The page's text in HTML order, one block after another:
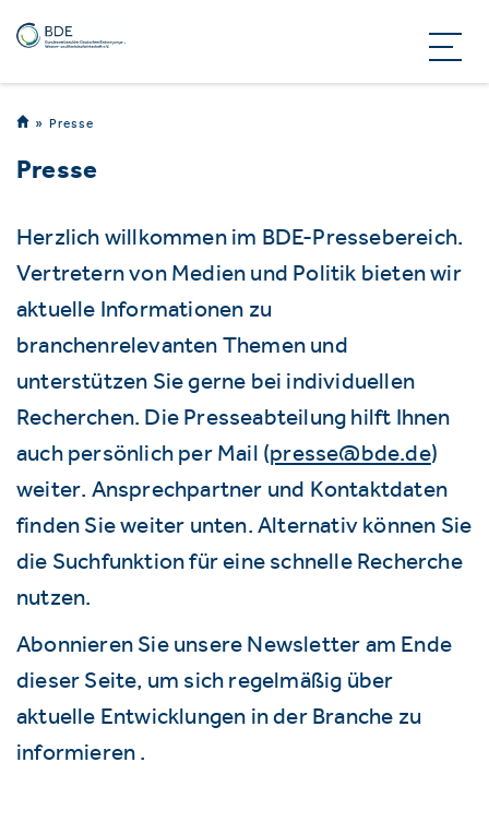
Presse
Presse
Herzlich willkommen im BDE-Pressebereich.
Vertretern von Medien und Politik bieten wir
aktuelle Informationen zu
branchenrelevanten Themen und
unterstützen Sie gerne bei individuellen
Recherchen. Die Presseabteilung hilft Ihnen
auch persönlich per Mail (presse@bde.de)
weiter. Ansprechpartner und Kontaktdaten
finden Sie weiter unten. Alternativ können Sie
die Suchfunktion für eine schnelle Recherche
nutzen.
Abonnieren Sie unsere Newsletter am Ende
dieser Seite, um sich regelmäßig über
aktuelle Entwicklungen in der Branche zu
informieren .